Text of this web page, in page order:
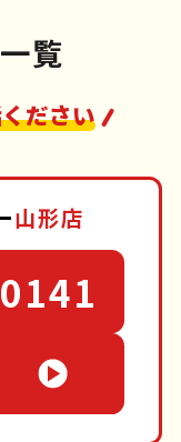
覧
ださい
山形店